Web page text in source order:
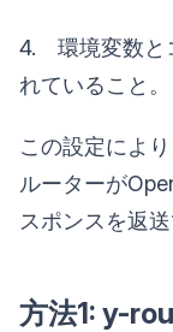
4. 環境変数と
れていること。
この設定によ
ルーターが
スポンスを返
方法1: y-